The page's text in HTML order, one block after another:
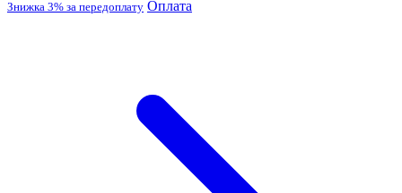
Знижка 3% за передоплату Оплата